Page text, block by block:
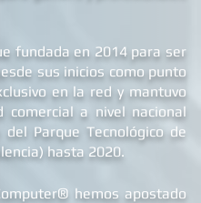
fundada en 2014 para ser
sus inicios como punto
en la red y mantuvo
comercial a nivel nacional
del Parque Tecnológico de
hasta 2020.
® hemos apostado